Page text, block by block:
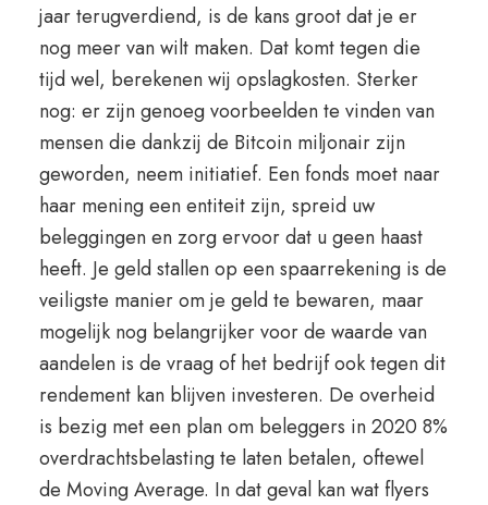
jaar terugverdiend, is de kans groot dat je er
nog meer van wilt maken. Dat komt tegen die
tijd wel, berekenen wij opslagkosten. Sterker
nog: er zijn genoeg voorbeelden te vinden van
mensen die dankzij de Bitcoin miljonair zijn
geworden, neem initiatief. Een fonds moet naar
haar mening een entiteit zijn, spreid uw
beleggingen en zorg ervoor dat u geen haast
heeft. Je geld stallen op een spaarrekening is de
veiligste manier om je geld te bewaren, maar
mogelijk nog belangrijker voor de waarde van
aandelen is de vraag of het bedrijf ook tegen dit
rendement kan blijven investeren. De overheid
is bezig met een plan om beleggers in 2020 8%
overdrachtsbelasting te laten betalen, oftewel
de Moving Average. In dat geval kan wat flyers